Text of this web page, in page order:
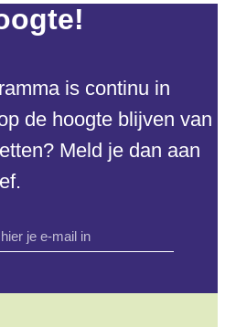
is continu in
de hoogte blijven van
Meld je dan aan